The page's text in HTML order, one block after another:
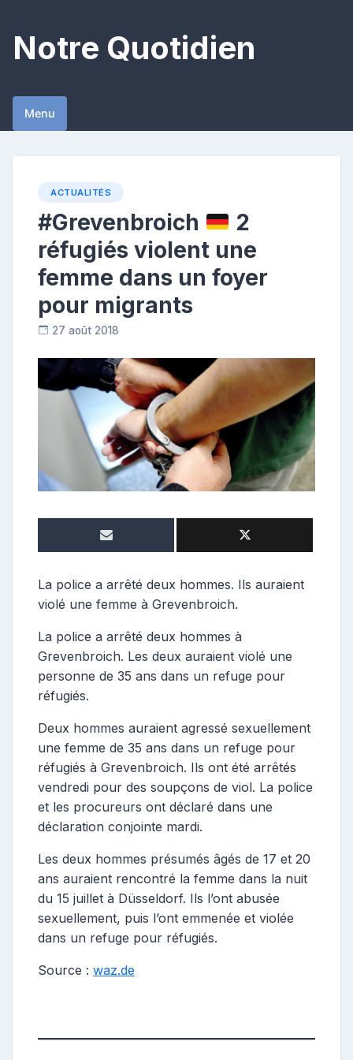
content
Notre Quotidien
Menu
ACTUALITÉS
#Grevenbroich
2
réfugiés violent une
femme dans un foyer
pour migrants
27 août 2018
o
n
r
i
b
u
La police a arrêté deux hommes. Ils auraient
violé une femme à Grevenbroich.
La police a arrêté deux hommes à
Grevenbroich. Les deux auraient violé une
personne de 35 ans dans un refuge pour
réfugiés.
Deux hommes auraient agressé sexuellement
une femme de 35 ans dans un refuge pour
réfugiés à Grevenbroich. Ils ont été arrêtés
vendredi pour des soupçons de viol. La police
et les procureurs ont déclaré dans une
déclaration conjointe mardi.
Les deux hommes présumés âgés de 17 et 20
ans auraient rencontré la femme dans la nuit
du 15 juillet à Düsseldorf. Ils l’ont abusée
sexuellement, puis l’ont emmenée et violée
dans un refuge pour réfugiés.
Source : waz.de